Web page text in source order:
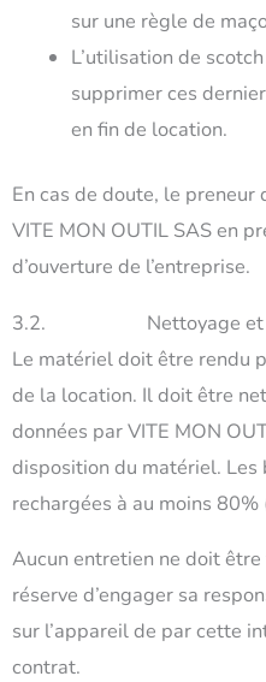
sur une règle de
L’utilisation de
supprimer ces
en fin de location.
En cas de doute, le
VITE MON OUTIL SAS en
d’ouverture de l’entreprise.
3.2. Nettoyage et
Le matériel doit être rendu
de la location. Il doit être
données par VITE MON
disposition du matériel.
rechargées à au moins 80%
Aucun entretien ne doit
réserve d’engager sa
sur l’appareil de par cette
contrat.